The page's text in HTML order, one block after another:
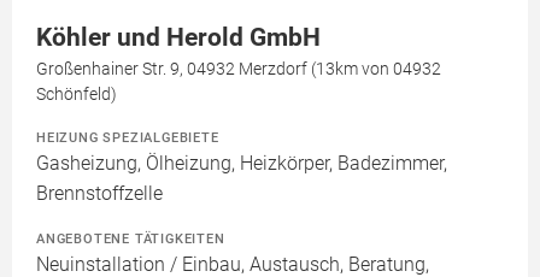
Köhler und Herold GmbH
Großenhainer Str. 9, 04932 Merzdorf (13km von 04932
Schönfeld)
HEIZUNG SPEZIALGEBIETE
Gasheizung, Ölheizung, Heizkörper, Badezimmer,
Brennstoffzelle
ANGEBOTENE TÄTIGKEITEN
Neuinstallation / Einbau, Austausch, Beratung,